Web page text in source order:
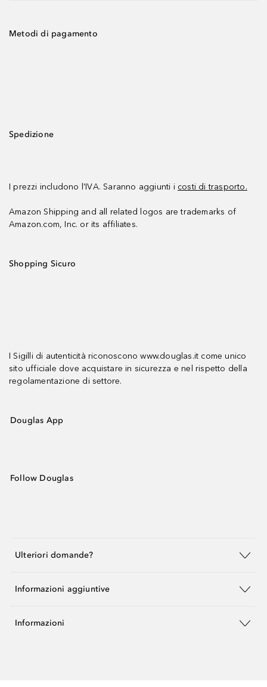
Metodi di pagamento
Spedizione
I prezzi includono l’IVA. Saranno aggiunti i costi di trasporto.
Amazon Shipping and all related logos are trademarks of
Amazon.com, Inc. or its affiliates.
Shopping Sicuro
I Sigilli di autenticità riconoscono www.douglas.it come unico
sito ufficiale dove acquistare in sicurezza e nel rispetto della
regolamentazione di settore.
Douglas App
Follow Douglas
Ulteriori domande?
Informazioni aggiuntive
Informazioni